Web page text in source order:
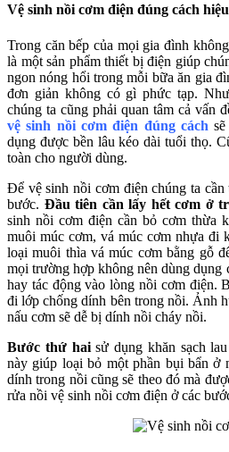
Vệ sinh nồi cơm điện đúng cách
Trong căn bếp của mọi gia đình
là một sản phẩm thiết bị điện giúp
ngon nóng hổi trong mỗi bữa ăn gia
đơn giản không có gì phức tạp.
chúng ta cũng phải quan tâm cả vấn
vệ sinh nồi cơm điện đúng cách
dụng được bền lâu kéo dài tuổi thọ.
toàn cho người dùng.
Để vệ sinh nồi cơm điện chúng ta
bước. Đầu tiên cần lấy hết cơm ở
sinh nồi cơm điện cần bỏ cơm thừa
muôi múc cơm, vá múc cơm nhựa đi
loại muôi thìa vá múc cơm bằng gỗ
mọi trường hợp không nên dùng dụng
hay tác động vào lòng nồi cơm điện.
đi lớp chống dính bên trong nồi. Ảnh
nấu cơm sẽ dễ bị dính nồi cháy nồi.
Bước thứ haisử dụng khăn sạch
này giúp loại bỏ một phần bụi bẩn ở
dính trong nồi cũng sẽ theo đó mà
rửa nồi vệ sinh nồi cơm điện ở các